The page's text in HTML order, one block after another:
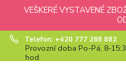
VEŠKERÉ VYSTAVENÉ
Telefon: +420 777 288 882
Provozní doba Po-Pá, 8-
hod.